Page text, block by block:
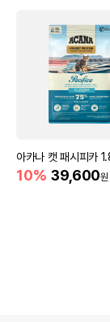
아카나 캣 패시피카
10% 39,600원